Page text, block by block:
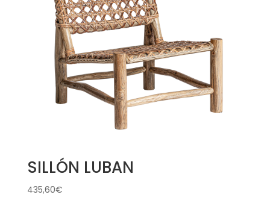
SILLÓN LUBAN
435,60€